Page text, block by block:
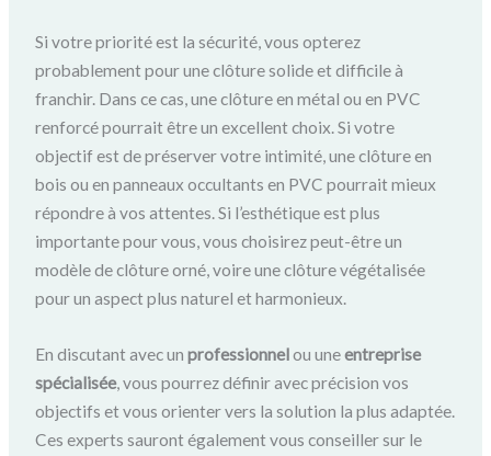
Si votre priorité est la sécurité, vous opterez
probablement pour une clôture solide et difficile à
franchir. Dans ce cas, une clôture en métal ou en PVC
renforcé pourrait être un excellent choix. Si votre
objectif est de préserver votre intimité, une clôture en
bois ou en panneaux occultants en PVC pourrait mieux
répondre à vos attentes. Si l’esthétique est plus
importante pour vous, vous choisirez peut-être un
modèle de clôture orné, voire une clôture végétalisée
pour un aspect plus naturel et harmonieux.
En discutant avec unprofessionnelou uneentreprise
spécialisée, vous pourrez définir avec précision vos
objectifs et vous orienter vers la solution la plus adaptée.
Ces experts sauront également vous conseiller sur le